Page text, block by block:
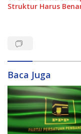
Struktur Harus
Baca Juga